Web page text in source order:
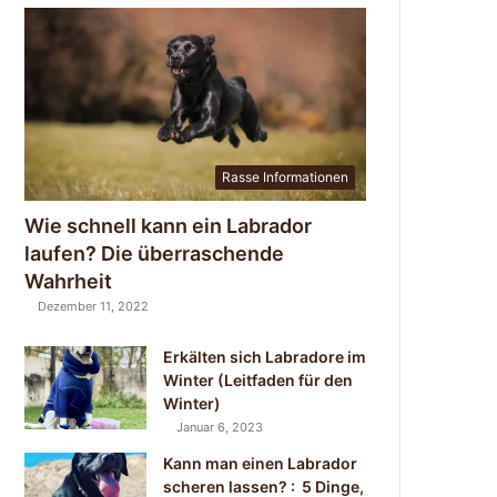
Rasse Informationen
Wie schnell kann ein Labrador
laufen? Die überraschende
Wahrheit
Dezember 11, 2022
Erkälten sich Labradore im
Winter (Leitfaden für den
Winter)
Januar 6, 2023
Kann man einen Labrador
scheren lassen? : 5 Dinge,